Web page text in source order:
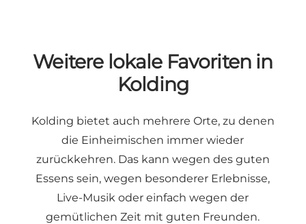
Weitere lokale Favoriten in
Kolding
Kolding bietet auch mehrere Orte, zu denen
die Einheimischen immer wieder
zurückkehren. Das kann wegen des guten
Essens sein, wegen besonderer Erlebnisse,
Live-Musik oder einfach wegen der
gemütlichen Zeit mit guten Freunden.